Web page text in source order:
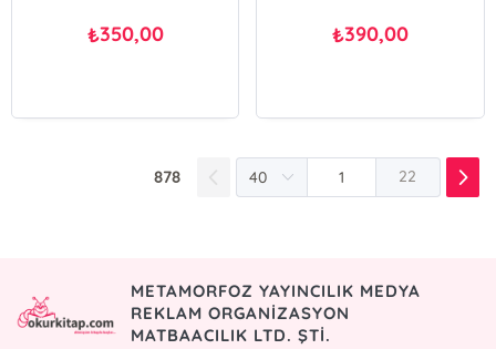
₺350,00 ₺390,00
878 22
METAMORFOZ YAYINCILIK MEDYA
REKLAM ORGANİZASYON
MATBAACILIK LTD. ŞTİ.